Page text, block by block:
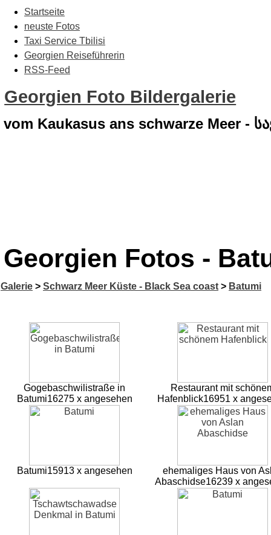
Startseite
neuste Fotos
Taxi Service Tbilisi
Georgien Reiseführerin
RSS-Feed
Georgien Foto Bildergalerie
vom Kaukasus ans schwarze Meer -
Georgien Fotos -
Galerie > Schwarz Meer Küste - Black Sea coast > Batumi
Gogebaschwilistraße in
Batumi16275 x angesehen
Restaurant mit
Hafenblick16951 x
Batumi15913 x angesehen
ehemaliges Haus von
Abaschidse16239 x